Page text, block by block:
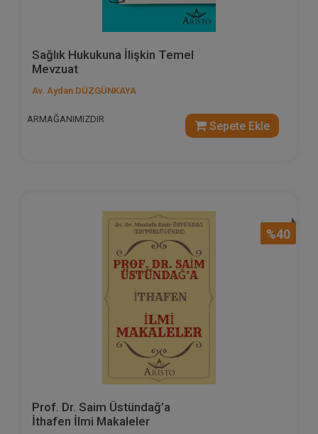
Sağlık Hukukuna İlişkin Temel
Mevzuat
Av. Aydan DÜZGÜNKAYA
ARMAĞANIMIZDIR
Sepete Ekle
%40
Prof. Dr. Saim Üstündağ’a
İthafen İlmi Makaleler